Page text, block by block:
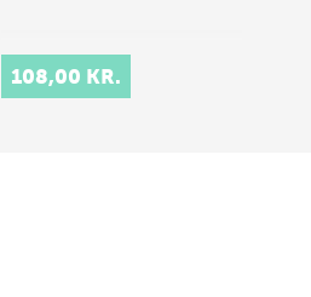
108,00 KR.